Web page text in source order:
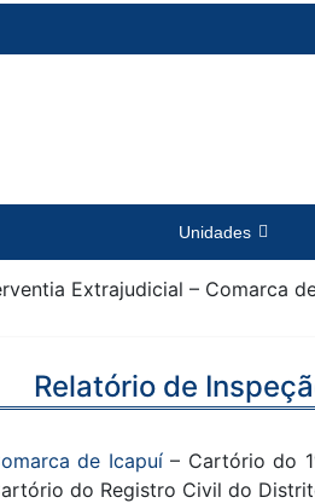
Unidades
Extrajudicial – Comarca
Relatório de
de Icapuí– Cartório do
do Registro Civil do